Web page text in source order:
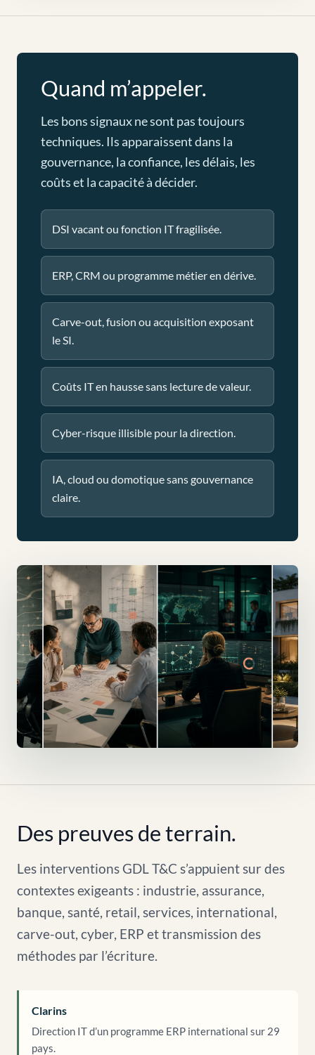
Quand m’appeler.
Les bons signaux ne sont pas toujours
techniques. Ils apparaissent dans la
gouvernance, la confiance, les délais, les
coûts et la capacité à décider.
DSI vacant ou fonction IT fragilisée.
ERP, CRM ou programme métier en dérive.
Carve-out, fusion ou acquisition exposant
le SI.
Coûts IT en hausse sans lecture de valeur.
Cyber-risque illisible pour la direction.
IA, cloud ou domotique sans gouvernance
claire.
Des preuves de terrain.
Les interventions GDL T&C s’appuient sur des
contextes exigeants : industrie, assurance,
banque, santé, retail, services, international,
carve-out, cyber, ERP et transmission des
méthodes par l’écriture.
Clarins
Direction IT d’un programme ERP international sur 29
pays.